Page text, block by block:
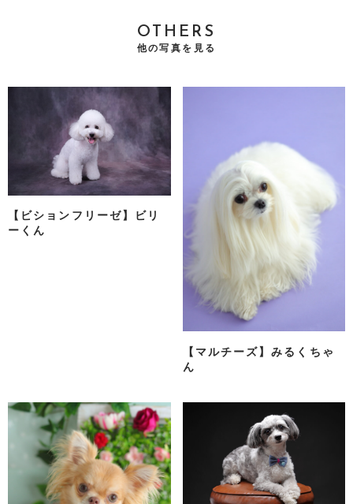
OTHERS
他の写真を見る
【ビションフリーゼ】ビリ
ーくん
【マルチーズ】みるくちゃ
ん